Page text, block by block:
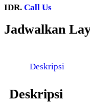
IDR. Call Us
Jadwalkan
Deskripsi
Deskripsi